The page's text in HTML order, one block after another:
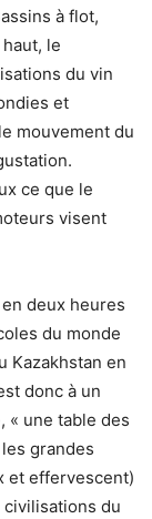
à flot,
le
du vin
et
mouvement du
ce que le
visent
deux heures
du monde
Kazakhstan en
donc à un
« une table des
grandes
et effervescent)
du